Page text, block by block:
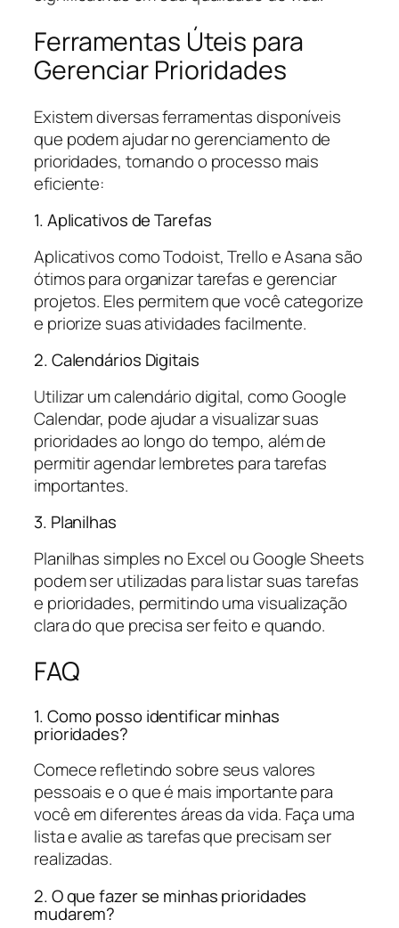
Ferramentas Úteis para
Gerenciar Prioridades
Existem diversas ferramentas disponíveis
que podem ajudar no gerenciamento de
prioridades, tornando o processo mais
eficiente:
1. Aplicativos de Tarefas
Aplicativos como Todoist, Trello e Asana são
ótimos para organizar tarefas e gerenciar
projetos. Eles permitem que você categorize
e priorize suas atividades facilmente.
2. Calendários Digitais
Utilizar um calendário digital, como Google
Calendar, pode ajudar a visualizar suas
prioridades ao longo do tempo, além de
permitir agendar lembretes para tarefas
importantes.
3. Planilhas
Planilhas simples no Excel ou Google Sheets
podem ser utilizadas para listar suas tarefas
e prioridades, permitindo uma visualização
clara do que precisa ser feito e quando.
FAQ
1. Como posso identificar minhas
prioridades?
Comece refletindo sobre seus valores
pessoais e o que é mais importante para
você em diferentes áreas da vida. Faça uma
lista e avalie as tarefas que precisam ser
realizadas.
2. O que fazer se minhas prioridades
mudarem?